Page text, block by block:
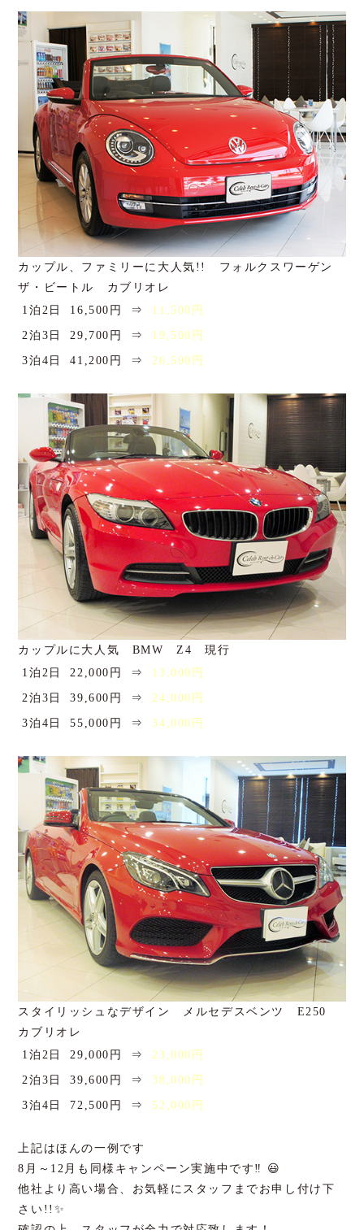
カップル、ファミリーに大人気!! フォルクスワーゲン
ザ・ビートル カブリオレ
1泊2日
16,500円 ⇒
11,500円
2泊3日
29,700円 ⇒
19,500円
3泊4日
41,200円 ⇒ 26,500円
カップルに大人気 BMW Z4 現行
1泊2日
22,000円 ⇒
13,000円
2泊3日
39,600円 ⇒
24,000円
3泊4日
55,000円 ⇒ 34,000円
スタイリッシュなデザイン メルセデスベンツ E250
カブリオレ
1泊2日
29,000円 ⇒
23,000円
2泊3日
39,600円 ⇒
38,000円
3泊4日
72,500円 ⇒ 52,000円
上記はほんの一例です
8月～12月も同様キャンペーン実施中です‼ 😃
他社より高い場合、お気軽にスタッフまでお申し付け下
さい!!✨